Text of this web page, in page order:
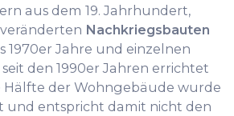
aus dem 19. Jahrhundert,
Nachkriegsbauten
1970er Jahre und einzelnen
seit den 1990er Jahren errichtet
Hälfte der Wohngebäude wurde
und entspricht damit nicht den